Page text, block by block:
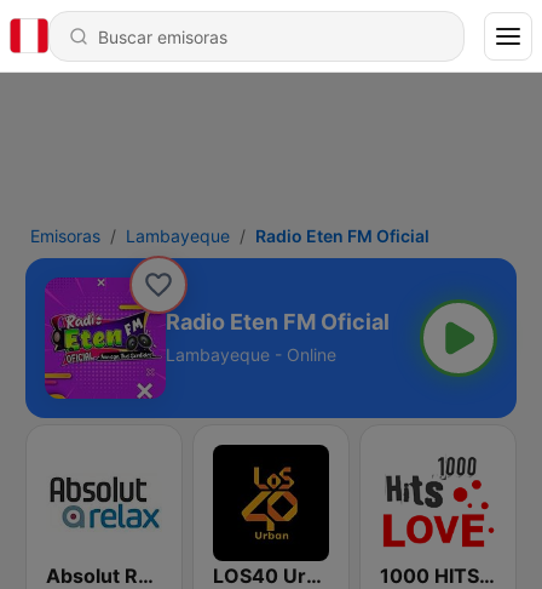
Emisoras Lambayeque Radio Eten FM Oficial
Radio Eten FM Oficial
Lambayeque - Online
Absolut Relax LOS40 Urban 1000 HITS Love